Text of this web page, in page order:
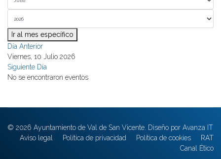
Ir al mes específico
Día Anterior
Viernes, 10 Julio 2026
Siguiente Día
No se encontraron eventos
© 2026 Ayuntamiento de Val de San Vicente. Diseño por Avanza IT
Aviso legal
Política de privacidad Política de cookies
RAT
Canal Ético